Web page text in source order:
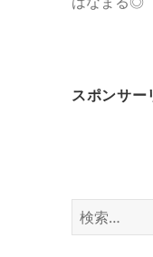
スポンサー
検
索: